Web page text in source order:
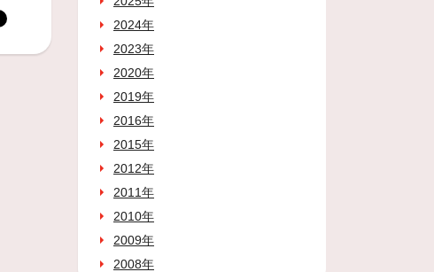
2024年
2023年
2020年
2019年
2016年
2015年
2012年
2011年
2010年
2009年
2008年